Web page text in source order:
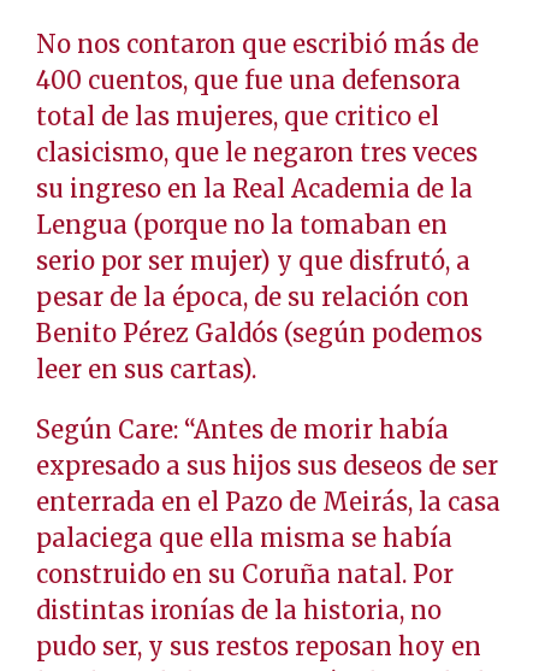
No nos contaron que escribió más de
400 cuentos, que fue una defensora
total de las mujeres, que critico el
clasicismo, que le negaron tres veces
su ingreso en la Real Academia de la
Lengua (porque no la tomaban en
serio por ser mujer) y que disfrutó, a
pesar de la época, de su relación con
Benito Pérez Galdós (según podemos
leer en sus cartas).
Según Care: “Antes de morir había
expresado a sus hijos sus deseos de ser
enterrada en el Pazo de Meirás, la casa
palaciega que ella misma se había
construido en su Coruña natal. Por
distintas ironías de la historia, no
pudo ser, y sus restos reposan hoy en